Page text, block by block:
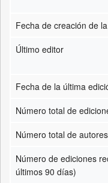
Fecha de creación de
Último editor
Fecha de la última
Número total de
Número total de
Número de ediciones
últimos 90 días)